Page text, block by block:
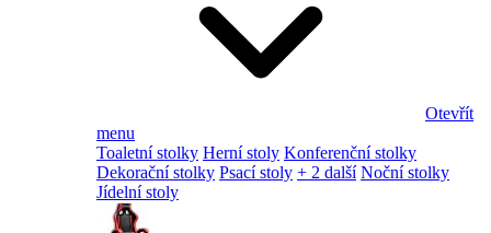
Otevřít
menu
Toaletní stolky Herní stoly Konferenční stolky
Dekorační stolky Psací stoly + 2 další Noční stolky
Jídelní stoly